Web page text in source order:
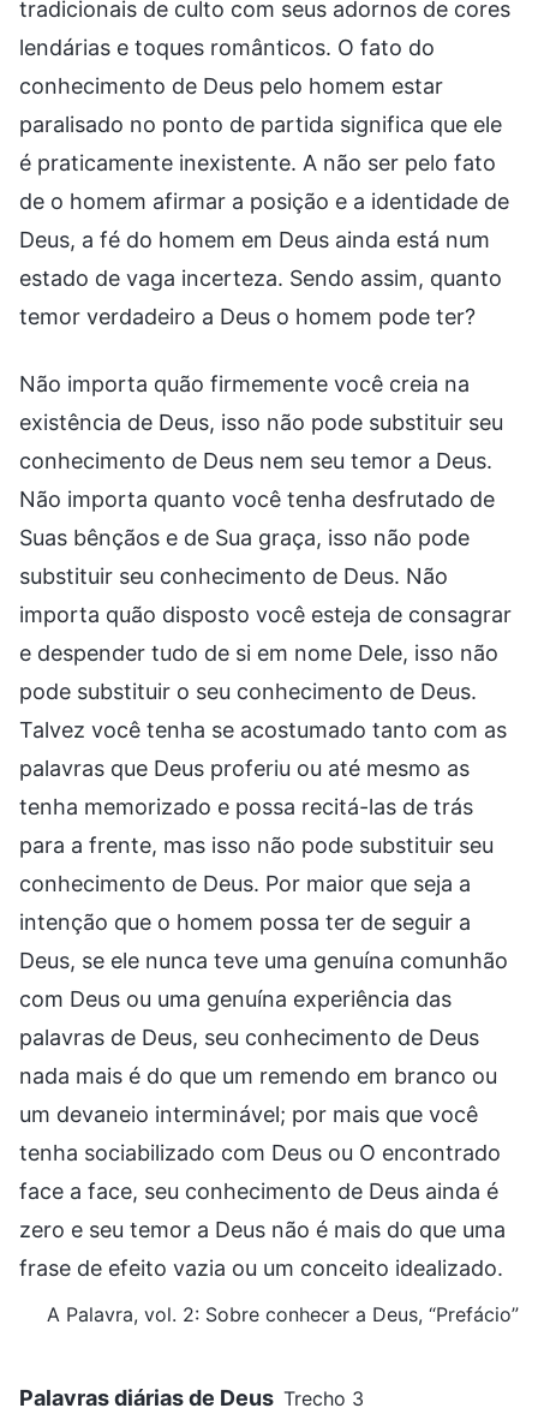
tradicionais de culto com seus adornos de cores
lendárias e toques românticos. O fato do
conhecimento de Deus pelo homem estar
paralisado no ponto de partida significa que ele
é praticamente inexistente. A não ser pelo fato
de o homem afirmar a posição e a identidade de
Deus, a fé do homem em Deus ainda está num
estado de vaga incerteza. Sendo assim, quanto
temor verdadeiro a Deus o homem pode ter?
Não importa quão firmemente você creia na
existência de Deus, isso não pode substituir seu
conhecimento de Deus nem seu temor a Deus.
Não importa quanto você tenha desfrutado de
Suas bênçãos e de Sua graça, isso não pode
substituir seu conhecimento de Deus. Não
importa quão disposto você esteja de consagrar
e despender tudo de si em nome Dele, isso não
pode substituir o seu conhecimento de Deus.
Talvez você tenha se acostumado tanto com as
palavras que Deus proferiu ou até mesmo as
tenha memorizado e possa recitá-las de trás
para a frente, mas isso não pode substituir seu
conhecimento de Deus. Por maior que seja a
intenção que o homem possa ter de seguir a
Deus, se ele nunca teve uma genuína comunhão
com Deus ou uma genuína experiência das
palavras de Deus, seu conhecimento de Deus
nada mais é do que um remendo em branco ou
um devaneio interminável; por mais que você
tenha sociabilizado com Deus ou O encontrado
face a face, seu conhecimento de Deus ainda é
zero e seu temor a Deus não é mais do que uma
frase de efeito vazia ou um conceito idealizado.
A Palavra, vol. 2: Sobre conhecer a Deus, “Prefácio”
Palavras diárias de Deus Trecho 3